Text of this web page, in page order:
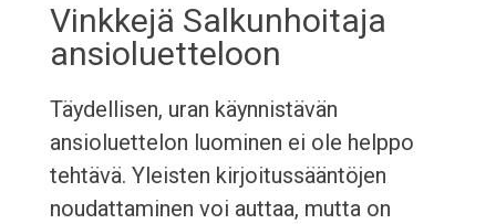
Vinkkejä Salkunhoitaja
ansioluetteloon
Täydellisen, uran käynnistävän
ansioluettelon luominen ei ole helppo
tehtävä. Yleisten kirjoitussääntöjen
noudattaminen voi auttaa, mutta on